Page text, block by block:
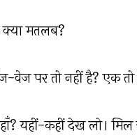
मतलब?
वेज पर तो नहीं है? एक
यहीं-कहीं देख लो। मिल